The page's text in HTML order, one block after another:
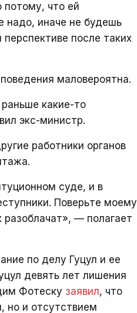
что ей
надо, иначе не будешь
после таких
маловероятна.
какие-то
экс-министр.
работники органов
суде, и в
Поверьте моему
— полагает
по делу Гуцул и ее
девять лет лишения
Фотеску заявил, что
но и отсутствием